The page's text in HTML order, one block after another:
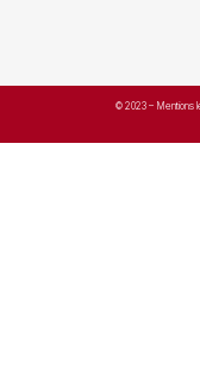
© 2023 – Mentions